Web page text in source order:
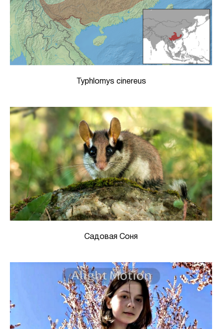
Typhlomys cinereus
Садовая Соня